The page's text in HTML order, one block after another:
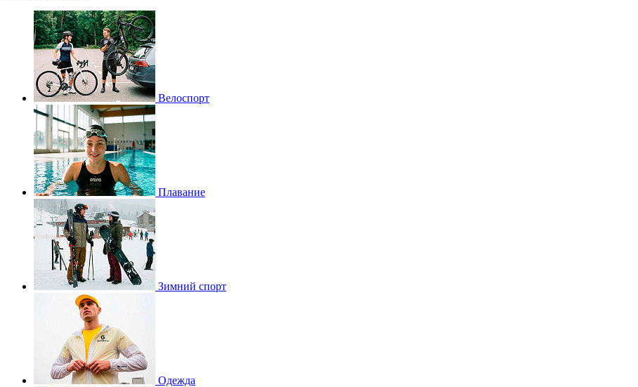
Велоспорт
Плавание
Зимний спорт
Одежда